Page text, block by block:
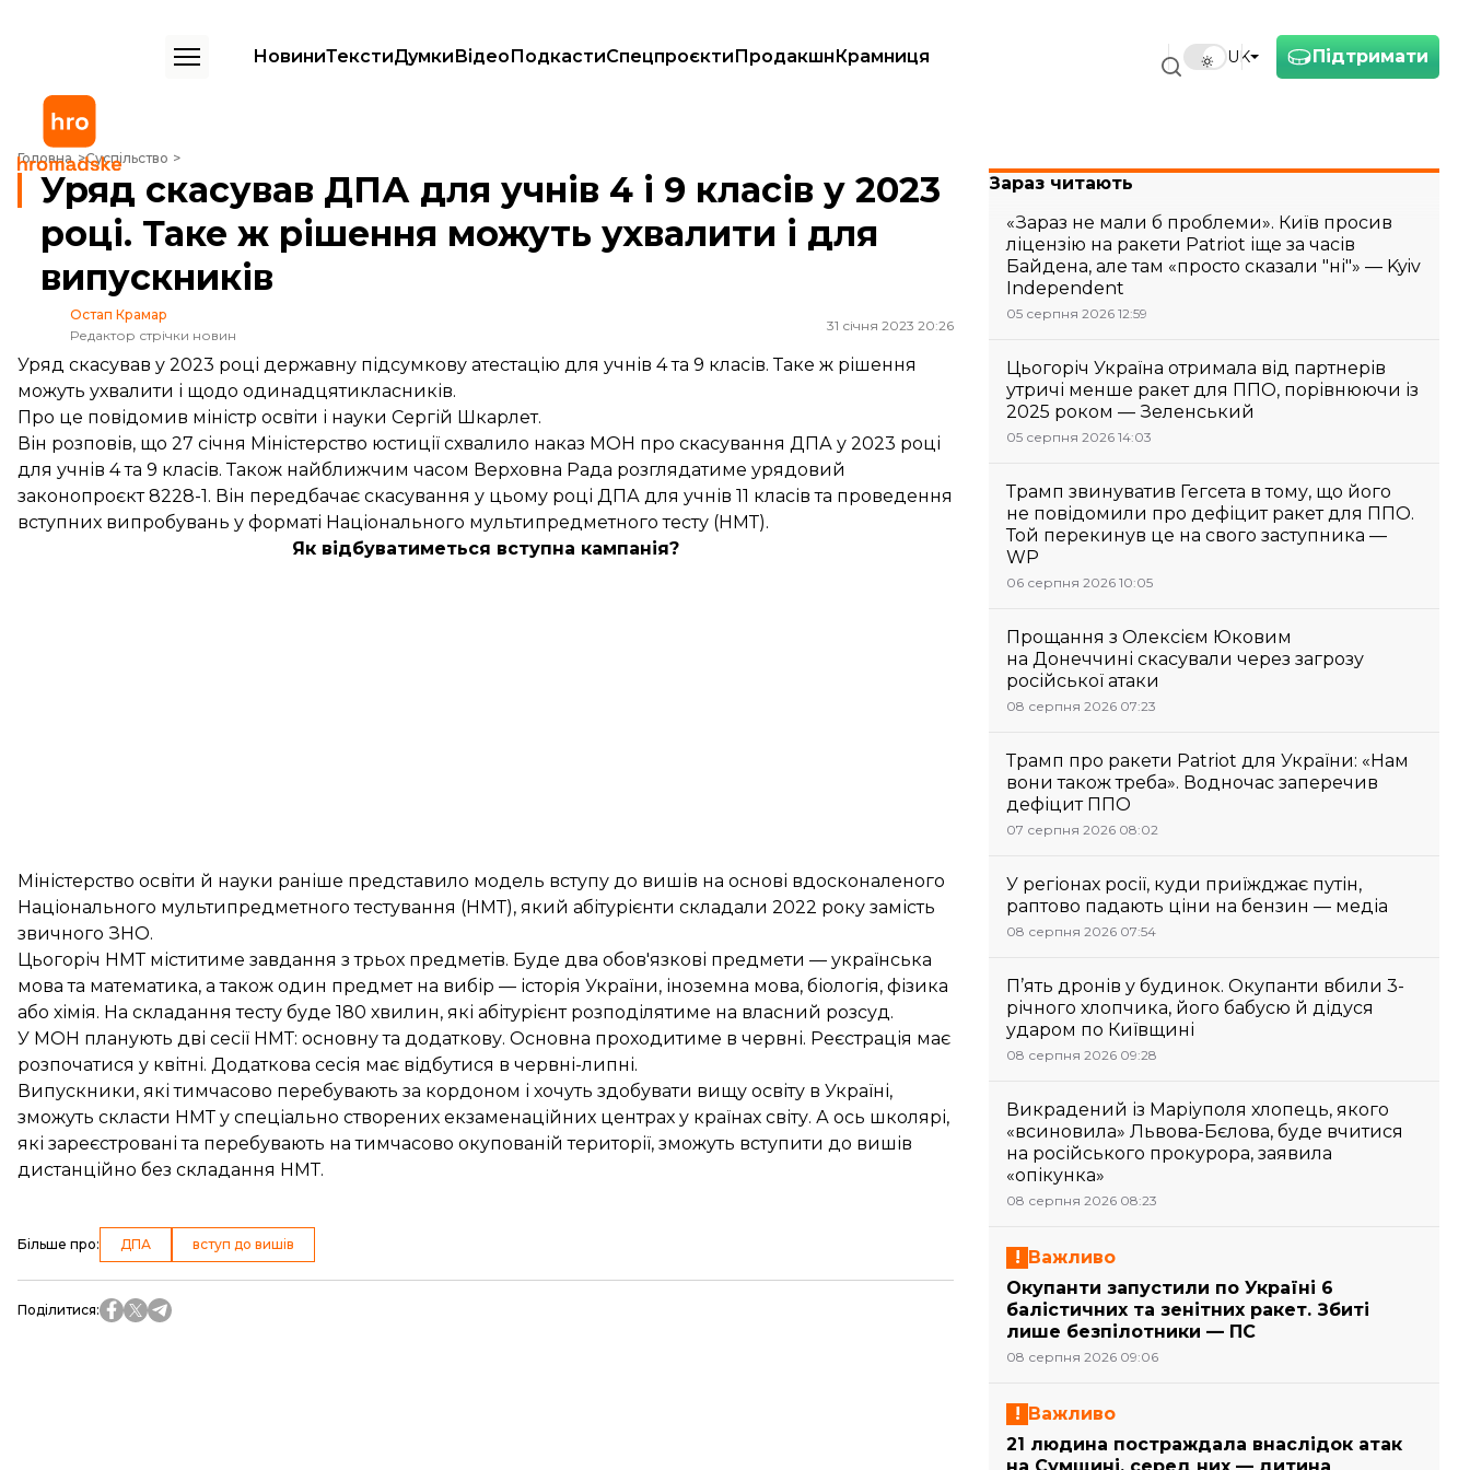
Підтримати
UK
НовиниТекстиДумкиВідеоПодкастиСпецпроєктиПродакшнКрамниця
Головна Суспільство
Уряд скасував ДПА для учнів 4 і 9 класів у 2023 році. Таке ж рішення можуть ухвалити і для випускників
Уряд скасував ДПА для учнів 4 і 9 класів у 2023
році. Таке ж рішення можуть ухвалити і для
випускників
Остап Крамар
Редактор стрічки новин
31 січня 2023 20:26
Уряд скасував у 2023 році державну підсумкову атестацію для учнів 4 та 9 класів. Таке ж рішення
можуть ухвалити і щодо одинадцятикласників.
Про це повідомив міністр освіти і науки Сергій Шкарлет.
Він розповів, що 27 січня Міністерство юстиції схвалило наказ МОН про скасування ДПА у 2023 році
для учнів 4 та 9 класів. Також найближчим часом Верховна Рада розглядатиме урядовий
законопроєкт 8228-1. Він передбачає скасування у цьому році ДПА для учнів 11 класів та проведення
вступних випробувань у форматі Національного мультипредметного тесту (НМТ).
Як відбуватиметься вступна кампанія?
Міністерство освіти й науки раніше представило модель вступу до вишів на основі вдосконаленого
Національного мультипредметного тестування (НМТ), який абітурієнти складали 2022 року замість
звичного ЗНО.
Цьогоріч НМТ міститиме завдання з трьох предметів. Буде два обов'язкові предмети — українська
мова та математика, а також один предмет на вибір — історія України, іноземна мова, біологія, фізика
або хімія. На складання тесту буде 180 хвилин, які абітурієнт розподілятиме на власний розсуд.
У МОН планують дві сесії НМТ: основну та додаткову. Основна проходитиме в червні. Реєстрація має
розпочатися у квітні. Додаткова сесія має відбутися в червні-липні.
Випускники, які тимчасово перебувають за кордоном і хочуть здобувати вищу освіту в Україні,
зможуть скласти НМТ у спеціально створених екзаменаційних центрах у країнах світу. А ось школярі,
які зареєстровані та перебувають на тимчасово окупованій території, зможуть вступити до вишів
дистанційно без складання НМТ.
Більше про: ДПА вступ до вишів
Поділитися:
Зараз читають
«Зараз не мали б проблеми». Київ просив
ліцензію на ракети Patriot іще за часів
Байдена, але там «просто сказали "ні"» — Kyiv
Independent
05 серпня 2026 12:59
Цьогоріч Україна отримала від партнерів
утричі менше ракет для ППО, порівнюючи із
2025 роком — Зеленський
05 серпня 2026 14:03
Трамп звинуватив Гегсета в тому, що його
не повідомили про дефіцит ракет для ППО.
Той перекинув це на свого заступника —
WP
06 серпня 2026 10:05
Прощання з Олексієм Юковим
на Донеччині скасували через загрозу
російської атаки
08 серпня 2026 07:23
Трамп про ракети Patriot для України: «Нам
вони також треба». Водночас заперечив
дефіцит ППО
07 серпня 2026 08:02
У регіонах росії, куди приїжджає путін,
раптово падають ціни на бензин — медіа
08 серпня 2026 07:54
П’ять дронів у будинок. Окупанти вбили 3-
річного хлопчика, його бабусю й дідуся
ударом по Київщині
08 серпня 2026 09:28
Викрадений із Маріуполя хлопець, якого
«всиновила» Львова-Бєлова, буде вчитися
на російського прокурора, заявила
«опікунка»
08 серпня 2026 08:23
Важливо
Окупанти запустили по Україні 6
балістичних та зенітних ракет. Збиті
лише безпілотники — ПС
08 серпня 2026 09:06
Важливо
21 людина постраждала внаслідок атак